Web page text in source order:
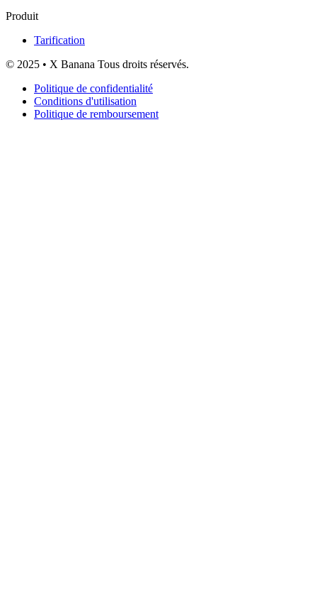
Produit
Tarification
© 2025 • X Banana Tous droits réservés.
Politique de confidentialité
Conditions d'utilisation
Politique de remboursement